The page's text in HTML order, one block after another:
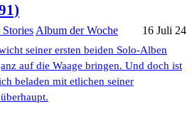
Album der Woche 16 Juli 24
seiner ersten beiden Solo-Alben
auf die Waage bringen. Und doch ist
beladen mit etlichen seiner